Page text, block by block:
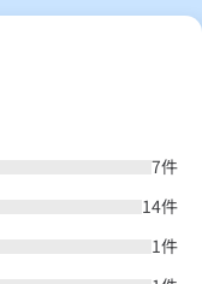
企業情報
利用規約
7件
14件
1件